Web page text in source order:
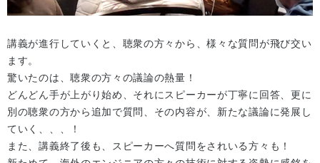
講義が進行していくと、聴衆の方々から、様々な質問が飛び交い
ます。
驚いたのは、聴衆の方々の議論の熱量！
どんどん手が上がり始め、それにスピーカーが丁寧に回答、更に
別の聴衆の方から追加で質問、その内容が、新たな議論に発展し
ていく、、、！
また、講義終了後も、スピーカーへ質問をされいる方々も！